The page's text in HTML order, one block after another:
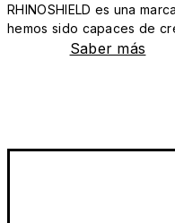
RHINOSHIELD es una
hemos sido capaces de
Saber más